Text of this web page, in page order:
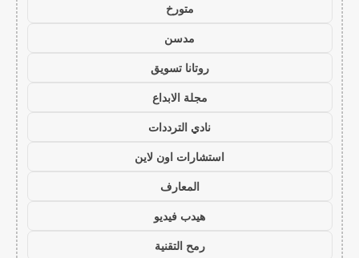
متورخ
مدسن
روتانا تسويق
مجلة الابداع
نادي الترددات
استشارات اون لاين
المعارف
هيدب فيديو
رمح التقنية